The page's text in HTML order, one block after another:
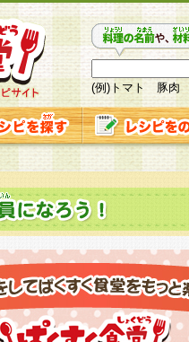
(例)トマト 豚肉